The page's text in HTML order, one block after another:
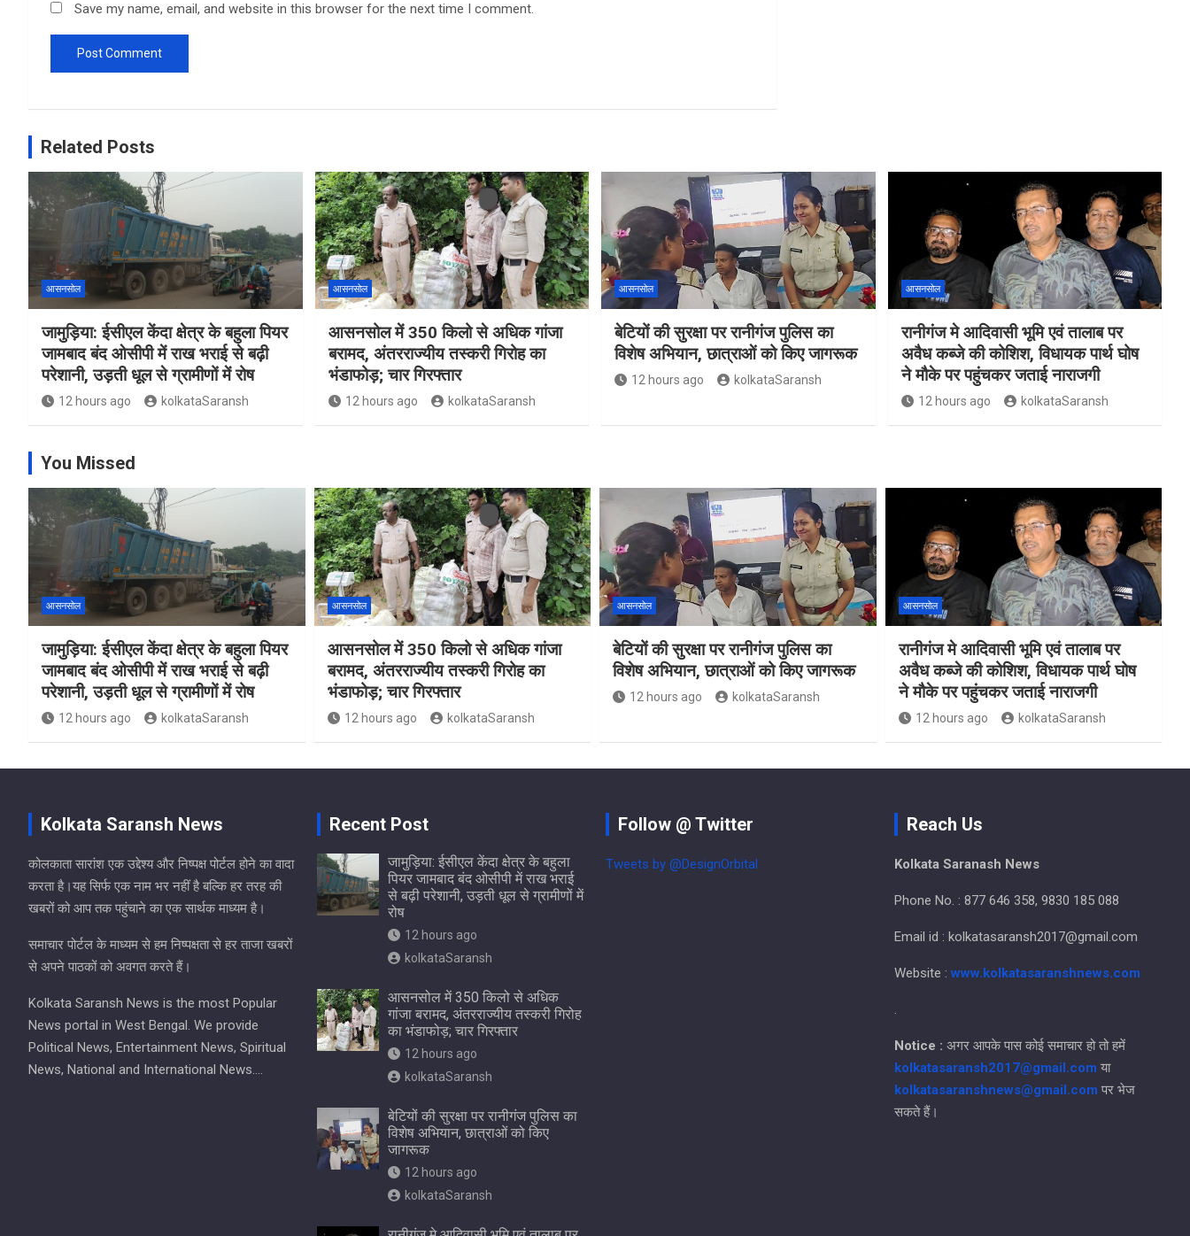
Save my name, email, and website in this browser for the next time I comment.
Related Posts
आसनसोल
जामुड़िया: ईसीएल केंदा क्षेत्र के बहुला पियर
जामबाद बंद ओसीपी में राख भराई से बढ़ी
परेशानी, उड़ती धूल से ग्रामीणों में रोष
12 hours ago kolkataSaransh
आसनसोल
आसनसोल में 350 किलो से अधिक गांजा
बरामद, अंतरराज्यीय तस्करी गिरोह का
भंडाफोड़; चार गिरफ्तार
12 hours ago kolkataSaransh
आसनसोल
बेटियों की सुरक्षा पर रानीगंज पुलिस का
विशेष अभियान, छात्राओं को किए जागरूक
12 hours ago kolkataSaransh
आसनसोल
रानीगंज मे आदिवासी भूमि एवं तालाब पर
अवैध कब्जे की कोशिश, विधायक पार्थ घोष
ने मौके पर पहुंचकर जताई नाराजगी
12 hours ago kolkataSaransh
You Missed
आसनसोल
जामुड़िया: ईसीएल केंदा क्षेत्र के बहुला पियर
जामबाद बंद ओसीपी में राख भराई से बढ़ी
परेशानी, उड़ती धूल से ग्रामीणों में रोष
12 hours ago kolkataSaransh
आसनसोल
आसनसोल में 350 किलो से अधिक गांजा
बरामद, अंतरराज्यीय तस्करी गिरोह का
भंडाफोड़; चार गिरफ्तार
12 hours ago kolkataSaransh
आसनसोल
बेटियों की सुरक्षा पर रानीगंज पुलिस का
विशेष अभियान, छात्राओं को किए जागरूक
12 hours ago kolkataSaransh
आसनसोल
रानीगंज मे आदिवासी भूमि एवं तालाब पर
अवैध कब्जे की कोशिश, विधायक पार्थ घोष
ने मौके पर पहुंचकर जताई नाराजगी
12 hours ago kolkataSaransh
Kolkata Saransh News
कोलकाता सारांश एक उद्देश्य और निष्पक्ष पोर्टल होने का वादा
करता है।यह सिर्फ एक नाम भर नहीं है बल्कि हर तरह की
खबरों को आप तक पहुंचाने का एक सार्थक माध्यम है।
समाचार पोर्टल के माध्यम से हम निष्पक्षता से हर ताजा खबरों
से अपने पाठकों को अवगत करते हैं।
Kolkata Saransh News is the most Popular
News portal in West Bengal. We provide
Political News, Entertainment News, Spiritual
News, National and International News….
Recent Post
जामुड़िया: ईसीएल केंदा क्षेत्र के बहुला
पियर जामबाद बंद ओसीपी में राख भराई
से बढ़ी परेशानी, उड़ती धूल से ग्रामीणों में
रोष
12 hours ago
kolkataSaransh
आसनसोल में 350 किलो से अधिक
गांजा बरामद, अंतरराज्यीय तस्करी गिरोह
का भंडाफोड़; चार गिरफ्तार
12 hours ago
kolkataSaransh
बेटियों की सुरक्षा पर रानीगंज पुलिस का
विशेष अभियान, छात्राओं को किए
जागरूक
12 hours ago
kolkataSaransh
Follow @ Twitter
Tweets by @DesignOrbital
Reach Us
Kolkata Saranash News
Phone No. : 877 646 358, 9830 185 088
Email id : kolkatasaransh2017@gmail.com
Website : www.kolkatasaranshnews.com
.
Notice : अगर आपके पास कोई समाचार हो तो हमें
kolkatasaransh2017@gmail.com या
kolkatasaranshnews@gmail.com पर भेज
सकते हैं।